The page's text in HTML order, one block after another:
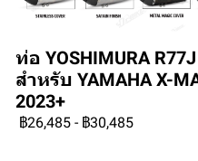
ท่อ YOSHIMURA R77J
สำหรับ YAMAHA X-
2023+
฿26,485 - ฿30,485